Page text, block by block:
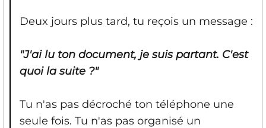
Deux jours plus tard, tu reçois un message :
"J'ai lu ton document, je suis partant. C'est
quoi la suite ?"
Tu n'as pas décroché ton téléphone une
seule fois. Tu n'as pas organisé un